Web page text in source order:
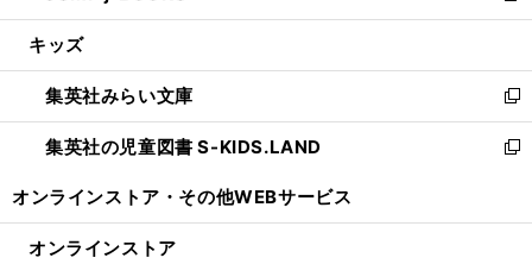
開
ウ
開
く
ン
ウ
で
開
く
ウ
ン
ド
ウ
で
し
ウ
ィ
ン
ド
開
キッズ
集英社みらい文庫
新
し
い
ン
集英社の児童図書 S-KIDS.LAND
新
ウ
オンラインストア・ その他WEBサービス
オンラインストア